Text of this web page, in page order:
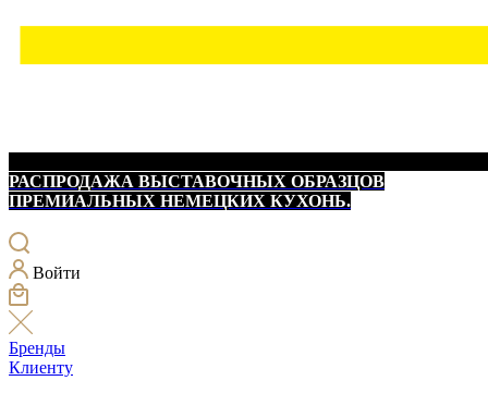
РАСПРОДАЖА ВЫСТАВОЧНЫХ ОБРАЗЦОВ
ПРЕМИАЛЬНЫХ НЕМЕЦКИХ КУХОНЬ.
Войти
Бренды
Клиенту